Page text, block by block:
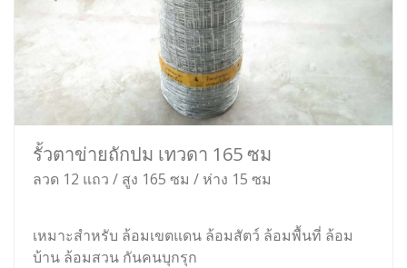
รั้วตาข่ายถักปม เทวดา 165 ซม
ลวด 12 แถว / สูง 165 ซม / ห่าง 15 ซม
เหมาะสำหรับ ล้อมเขตแดน ล้อมสัตว์ ล้อมพื้นที่ ล้อม
บ้าน ล้อมสวน กันคนบุกรุก